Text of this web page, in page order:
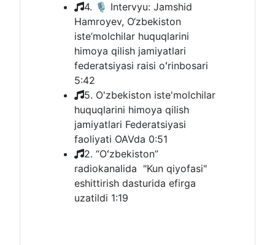
4. 🎙 Intervyu: Jamshid
Hamroyev, O‘zbekiston
iste’molchilar huquqlarini
himoya qilish jamiyatlari
federatsiyasi raisi oʻrinbosari
5:42
5. O'zbekiston iste'molchilar
huquqlarini himoya qilish
jamiyatlari Federatsiyasi
faoliyati OAVda 0:51
2. “Oʻzbekiston”
radiokanalida "Kun qiyofasi"
eshittirish dasturida efirga
uzatildi 1:19